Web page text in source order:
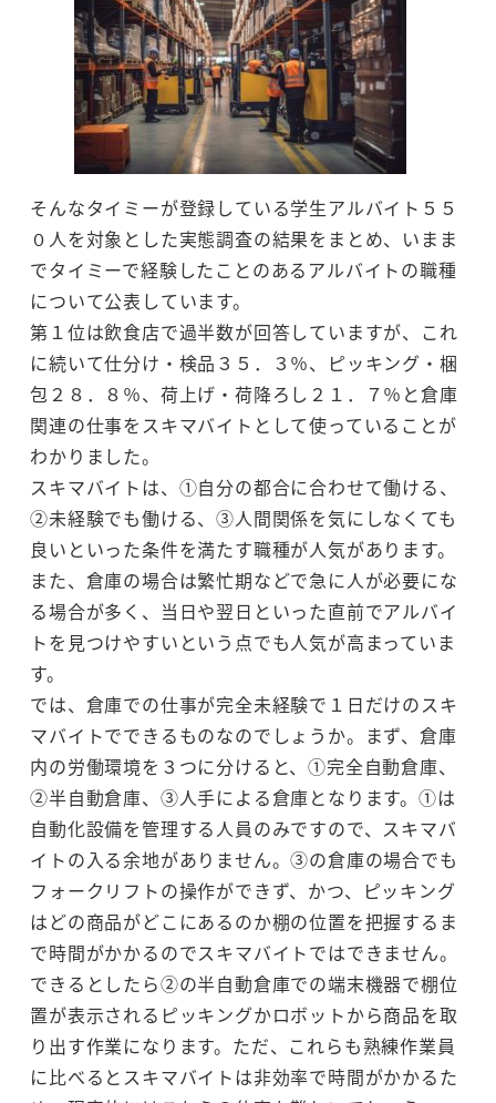
そんなタイミーが登録している学生アルバイト５５
０人を対象とした実態調査の結果をまとめ、いまま
でタイミーで経験したことのあるアルバイトの職種
について公表しています。
第１位は飲食店で過半数が回答していますが、これ
に続いて仕分け・検品３５．３％、ピッキング・梱
包２８．８％、荷上げ・荷降ろし２１．７％と倉庫
関連の仕事をスキマバイトとして使っていることが
わかりました。
スキマバイトは、①自分の都合に合わせて働ける、
②未経験でも働ける、③人間関係を気にしなくても
良いといった条件を満たす職種が人気があります。
また、倉庫の場合は繁忙期などで急に人が必要にな
る場合が多く、当日や翌日といった直前でアルバイ
トを見つけやすいという点でも人気が高まっていま
す。
では、倉庫での仕事が完全未経験で１日だけのスキ
マバイトでできるものなのでしょうか。まず、倉庫
内の労働環境を３つに分けると、①完全自動倉庫、
②半自動倉庫、③人手による倉庫となります。①は
自動化設備を管理する人員のみですので、スキマバ
イトの入る余地がありません。③の倉庫の場合でも
フォークリフトの操作ができず、かつ、ピッキング
はどの商品がどこにあるのか棚の位置を把握するま
で時間がかかるのでスキマバイトではできません。
できるとしたら②の半自動倉庫での端末機器で棚位
置が表示されるピッキングかロボットから商品を取
り出す作業になります。ただ、これらも熟練作業員
に比べるとスキマバイトは非効率で時間がかかるた